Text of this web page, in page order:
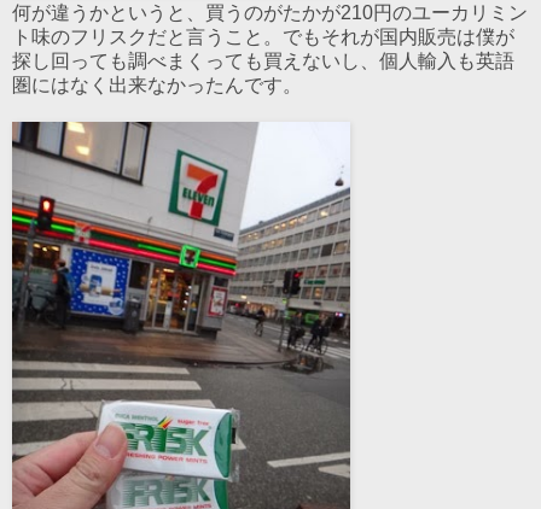
何が違うかというと、買うのがたかが210円のユーカリミン
ト味のフリスクだと言うこと。でもそれが国内販売は僕が
探し回っても調べまくっても買えないし、個人輸入も英語
圏にはなく出来なかったんです。